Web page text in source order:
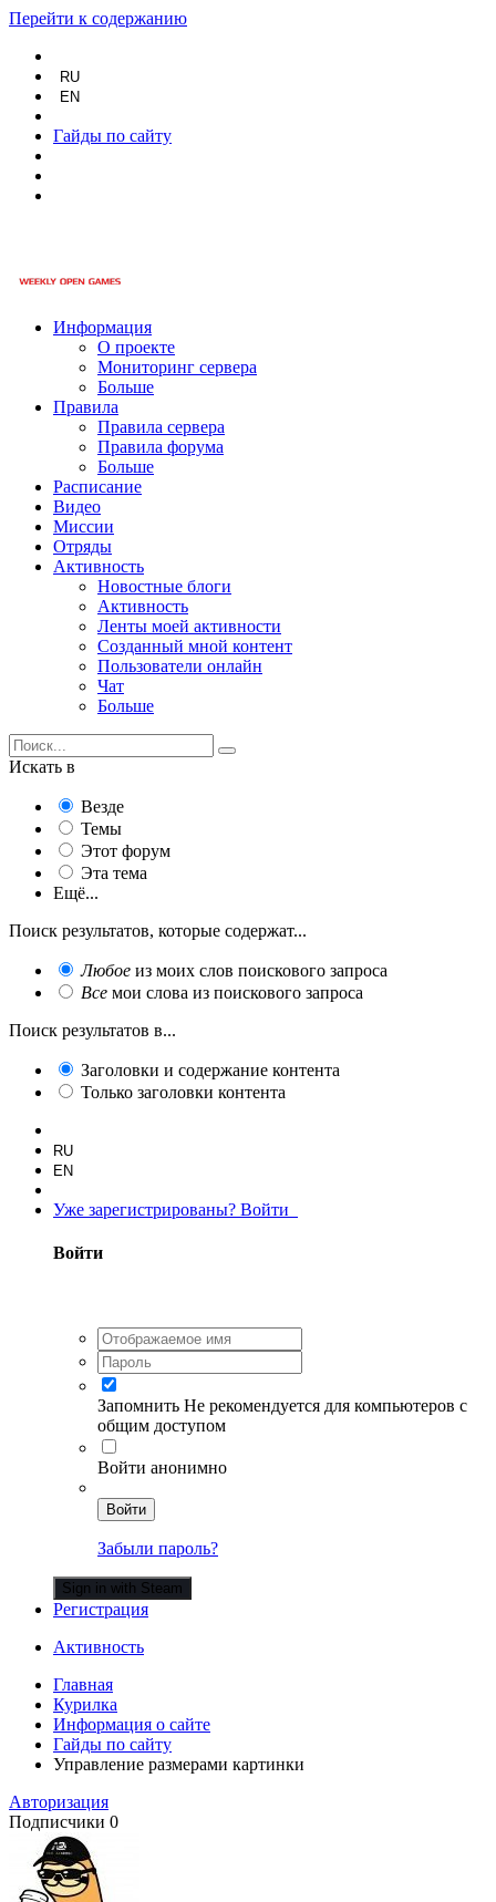
Перейти к содержанию
RU
EN
Гайды по сайту
Информация
О проекте
Мониторинг сервера
Больше
Правила
Правила сервера
Правила форума
Больше
Расписание
Видео
Миссии
Отряды
Активность
Новостные блоги
Активность
Ленты моей активности
Созданный мной контент
Пользователи онлайн
Чат
Больше
Искать в
Везде
Темы
Этот форум
Эта тема
Ещё...
Поиск результатов, которые содержат...
Любое из моих слов поискового запроса
Все мои слова из поискового запроса
Поиск результатов в...
Заголовки и содержание контента
Только заголовки контента
RU
EN
Уже зарегистрированы? Войти
Войти
Запомнить Не рекомендуется для компьютеров с
общим доступом
Войти анонимно
Войти
Забыли пароль?
Sign in with Steam
Регистрация
Активность
Главная
Курилка
Информация о сайте
Гайды по сайту
Управление размерами картинки
Авторизация
Подписчики 0